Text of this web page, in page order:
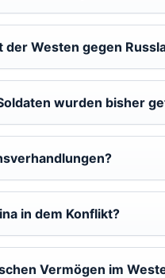
der Westen gegen
wurden bisher
in dem Konflikt?
Vermögen im